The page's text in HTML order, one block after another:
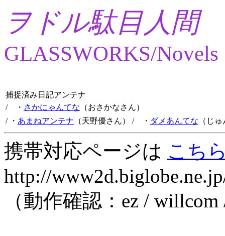
ヲドル駄目人間
GLASSWORKS/Novels
捕捉済み日記アンテナ
/ ・ さかにゃんてな （おさかなさん）
/ ・ あまねアンテナ （天野優さん） / ・ ダメあんてな （じ
携帯対応ページは こち
http://
（動作確認：ez /